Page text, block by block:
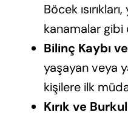
Böcek
kanamalar gibi
Bilinç Kaybı
yaşayan veya
kişilere ilk
Kırık ve